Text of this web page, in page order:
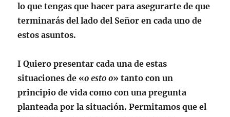
lo que tengas que hacer para asegurarte de que
terminarás del lado del Señor en cada uno de
estos asuntos.
I Quiero presentar cada una de estas
situaciones de «o esto o» tanto con un
principio de vida como con una pregunta
planteada por la situación. Permitamos que el